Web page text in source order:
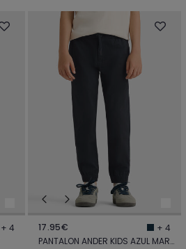
+ 4
17.95€
+ 4
PANTALON ANDER KIDS AZUL MARINO